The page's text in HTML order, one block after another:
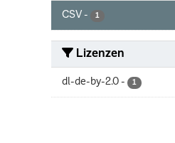
CSV - 1
Lizenzen
dl-de-by-2.0 - 1